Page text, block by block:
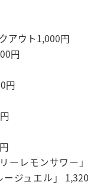
アウト1,000円
円
円
ーレモンサワー」
ジュエル」 1,320